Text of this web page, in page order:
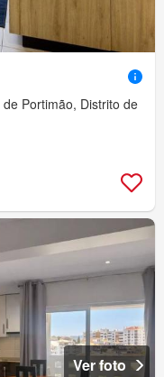
Portimão, Distrito de
Ver foto